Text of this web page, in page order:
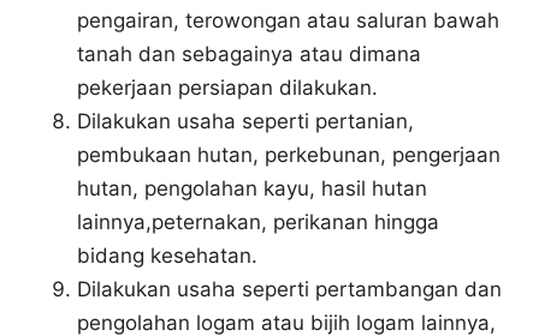
pengairan, terowongan atau saluran bawah
tanah dan sebagainya atau dimana
pekerjaan persiapan dilakukan.
Dilakukan usaha seperti pertanian,
pembukaan hutan, perkebunan, pengerjaan
hutan, pengolahan kayu, hasil hutan
lainnya,peternakan, perikanan hingga
bidang kesehatan.
Dilakukan usaha seperti pertambangan dan
pengolahan logam atau bijih logam lainnya,